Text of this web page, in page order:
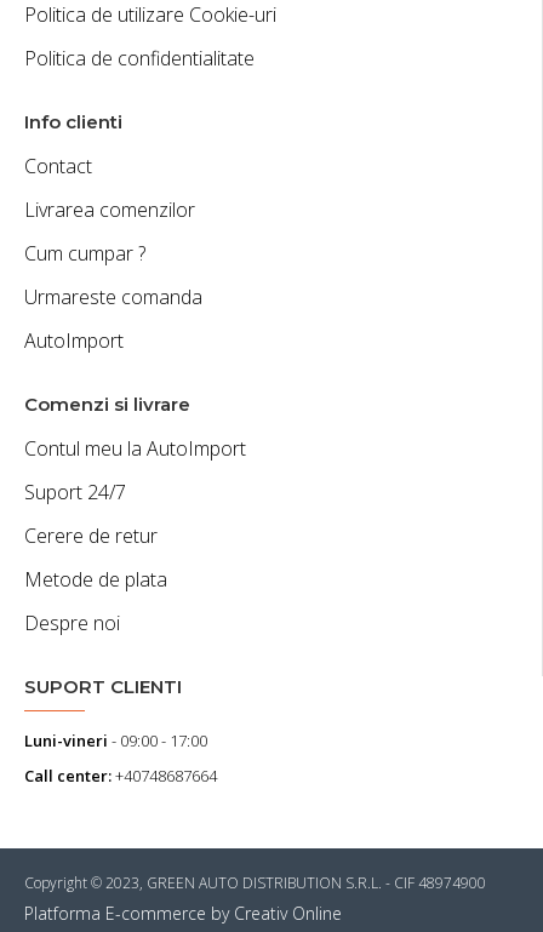
Politica de utilizare Cookie-uri
Politica de confidentialitate
Info clienti
Contact
Livrarea comenzilor
Cum cumpar ?
Urmareste comanda
AutoImport
Comenzi si livrare
Contul meu la AutoImport
Suport 24/7
Cerere de retur
Metode de plata
Despre noi
SUPORT CLIENTI
Luni-vineri - 09:00 - 17:00
Call center:+40748687664
Copyright © 2023, GREEN AUTO DISTRIBUTION S.R.L. - CIF 48974900
Platforma E-commerce by Creativ Online